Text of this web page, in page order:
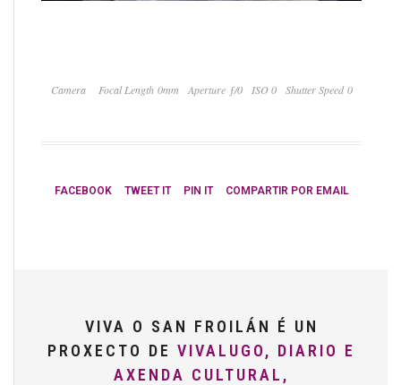
Camera Focal Length 0mm Aperture ƒ/0 ISO 0 Shutter Speed 0
FACEBOOK TWEET IT PIN IT COMPARTIR POR EMAIL
VIVA O SAN FROILÁN É UN
PROXECTO DE VIVALUGO, DIARIO E
AXENDA CULTURAL,